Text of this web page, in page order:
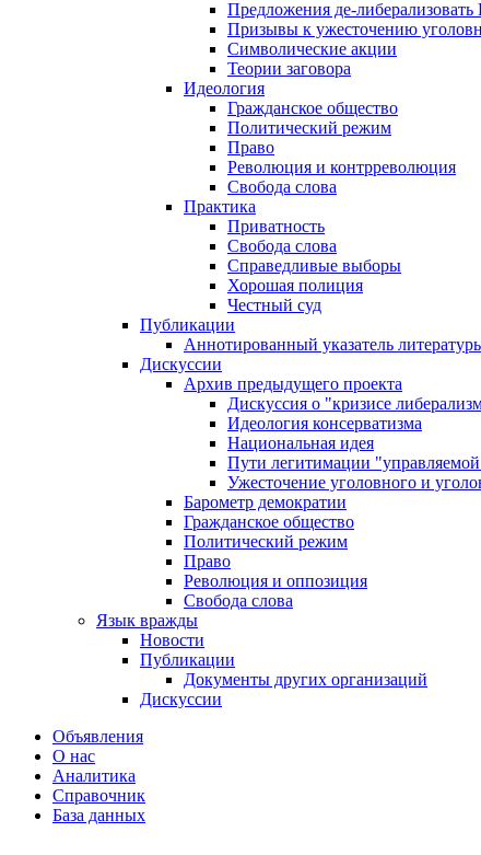
Предложения де-
Призывы к ужесточению
Символические акции
Теории заговора
Идеология
Гражданское общество
Политический режим
Право
Революция и контрреволюция
Свобода слова
Практика
Приватность
Свобода слова
Справедливые выборы
Хорошая полиция
Честный суд
Публикации
Аннотированный указатель
Дискуссии
Архив предыдущего проекта
Дискуссия о "кризисе
Идеология консерватизма
Национальная идея
Пути легитимации
Ужесточение уголовного и
Барометр демократии
Гражданское общество
Политический режим
Право
Революция и оппозиция
Свобода слова
Язык вражды
Новости
Публикации
Документы других организаций
Дискуссии
Объявления
О нас
Аналитика
Справочник
База данных